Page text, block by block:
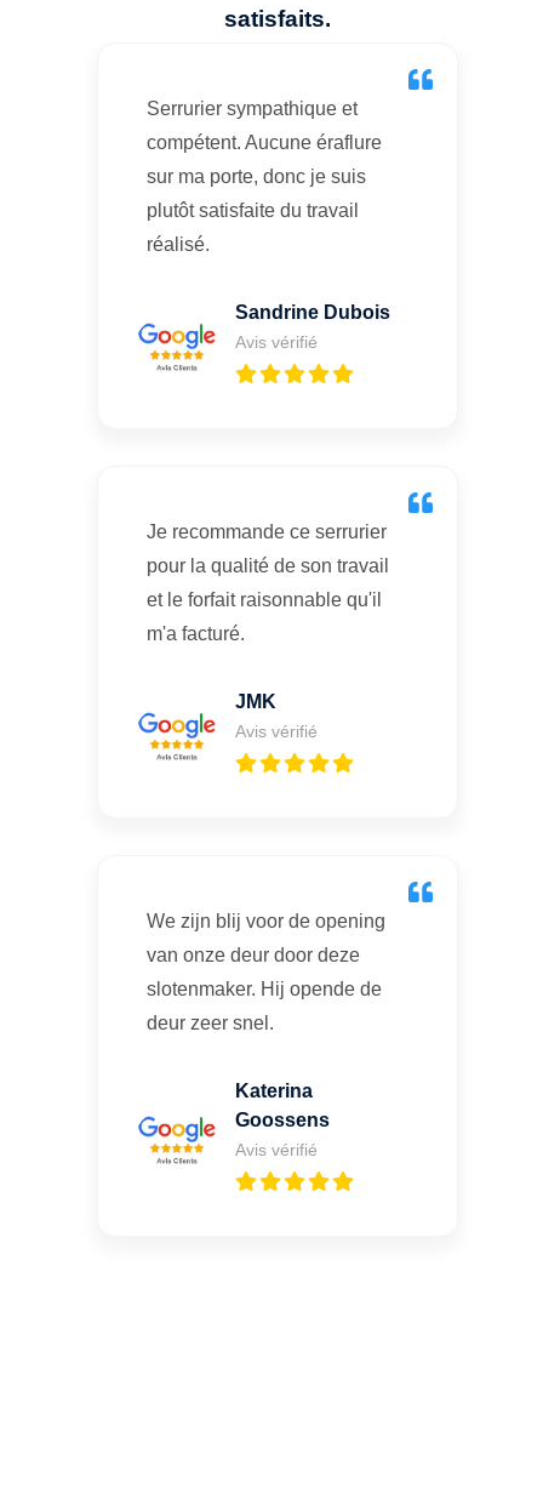
satisfaits.
Serrurier sympathique et
compétent. Aucune éraflure
sur ma porte, donc je suis
plutôt satisfaite du travail
réalisé.
Sandrine Dubois
Avis vérifié
Je recommande ce serrurier
pour la qualité de son travail
et le forfait raisonnable qu'il
m'a facturé.
JMK
Avis vérifié
We zijn blij voor de opening
van onze deur door deze
slotenmaker. Hij opende de
deur zeer snel.
Katerina
Goossens
Avis vérifié